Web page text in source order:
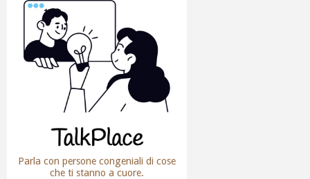
Parla con persone congeniali di cose
che ti stanno a cuore.